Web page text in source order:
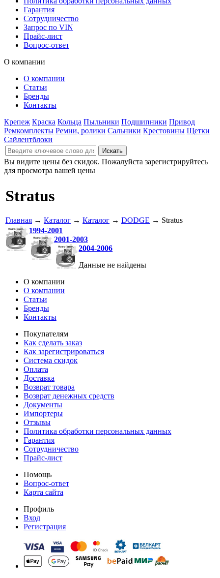
Гарантия
Сотрудничество
Запрос по VIN
Прайс-лист
Вопрос-ответ
О компании
О компании
Статьи
Бренды
Контакты
Крепеж Краска Кольца Пыльники Подшипники Привод
Ремкомплекты Ремни, ролики Сальники Крестовины Щетки
Сайлентблоки
Вы видите цены без скидок. Пожалуйста зарегистрируйтесь
для просмотра вашей цены
Stratus
Главная → Каталог → Каталог → DODGE → Stratus
1994-2001
2001-2003
2004-2006
Данные не найдены
О компании
О компании
Статьи
Бренды
Контакты
Покупателям
Как сделать заказ
Как зарегистрироваться
Система скидок
Оплата
Доставка
Возврат товара
Возврат денежных средств
Документы
Импортеры
Отзывы
Политика обработки персональных данных
Гарантия
Сотрудничество
Прайс-лист
Помощь
Вопрос-ответ
Карта сайта
Профиль
Вход
Регистрация